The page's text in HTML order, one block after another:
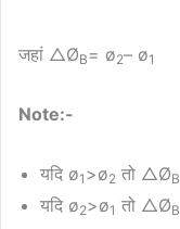
जहां △ØB= ø2– ø1
Note:-
यदि ø1 >ø2 तो △ØB
यदि ø2>ø1 तो △ØB